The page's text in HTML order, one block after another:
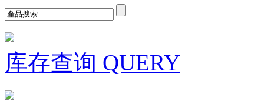
库存查询 QUERY